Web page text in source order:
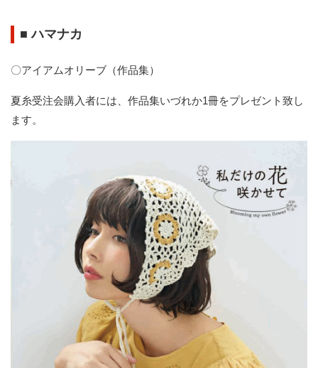
■ハマナカ
〇アイアムオリーブ（作品集）
夏糸受注会購入者には、作品集いづれか1冊をプレゼント致し
ます。